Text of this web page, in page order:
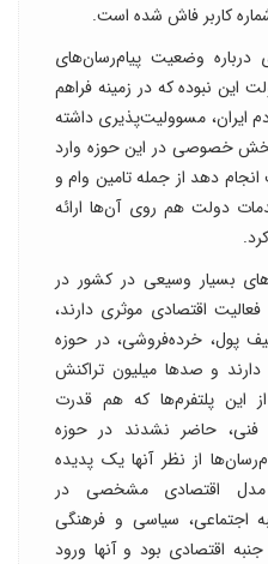
کاربر فاش شده است.
وضعیت پیام‌رسان‌های
این نبوده که در زمینه فراهم
ایران، مسوولیت‌پذیری داشته
خصوصی در این حوزه وارد
دهد از جمله تامین وام و
دولت هم روی آن‌ها ارائه
بسیار وسیعی در کشور در
اقتصادی موثری دارند،
پول، خرده‌فروشی، در حوزه
و صدها میلیون تراکنش
این پلتفرم‌ها که هم قدرت
حاضر نشدند در حوزه
از نظر آنها یک پدیده
اقتصادی مشخصی در
اجتماعی، سیاسی و فرهنگی
جنبه اقتصادی بود و آنها ورود